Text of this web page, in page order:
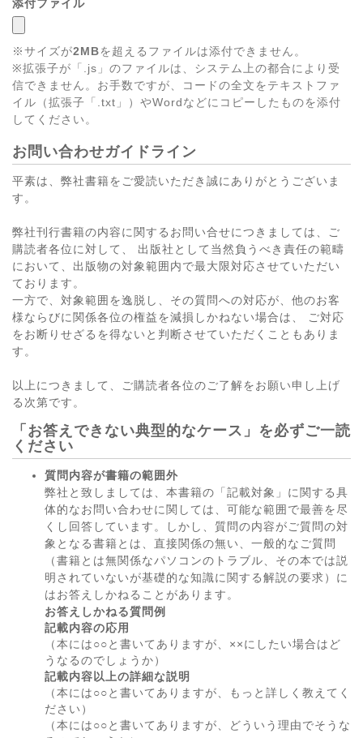
添付ファイル
※サイズが2MBを超えるファイルは添付できません。
※拡張子が「.js」のファイルは、システム上の都合により受
信できません。お手数ですが、コードの全文をテキストファ
イル（拡張子「.txt」）やWordなどにコピーしたものを添付
してください。
お問い合わせガイドライン
平素は、弊社書籍をご愛読いただき誠にありがとうございま
す。
弊社刊行書籍の内容に関するお問い合せにつきましては、ご
購読者各位に対して、 出版社として当然負うべき責任の範疇
において、出版物の対象範囲内で最大限対応させていただい
ております。
一方で、対象範囲を逸脱し、その質問への対応が、他のお客
様ならびに関係各位の権益を減損しかねない場合は、 ご対応
をお断りせざるを得ないと判断させていただくこともありま
す。
以上につきまして、ご購読者各位のご了解をお願い申し上げ
る次第です。
「お答えできない典型的なケース」を必ずご一読
ください
質問内容が書籍の範囲外
弊社と致しましては、本書籍の「記載対象」に関する具
体的なお問い合わせに関しては、可能な範囲で最善を尽
くし回答しています。しかし、質問の内容がご質問の対
象となる書籍とは、直接関係の無い、一般的なご質問
（書籍とは無関係なパソコンのトラブル、その本では説
明されていないが基礎的な知識に関する解説の要求）に
はお答えしかねることがあります。
お答えしかねる質問例
記載内容の応用
（本には○○と書いてありますが、××にしたい場合はど
うなるのでしょうか）
記載内容以上の詳細な説明
（本には○○と書いてありますが、もっと詳しく教えてく
ださい）
（本には○○と書いてありますが、どういう理由でそうな